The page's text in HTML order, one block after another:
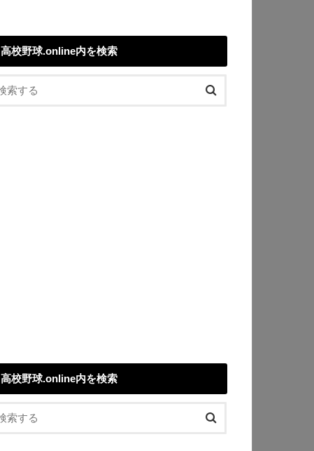
高校野球.online内を検索
高校野球.online内を検索